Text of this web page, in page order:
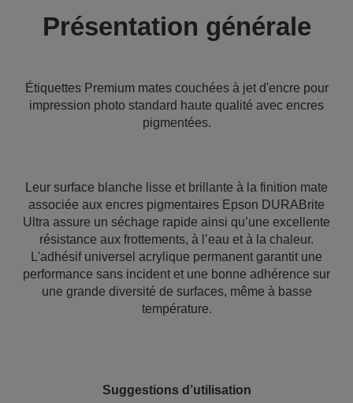
Présentation générale
Étiquettes Premium mates couchées à jet d'encre pour
impression photo standard haute qualité avec encres
pigmentées.
Leur surface blanche lisse et brillante à la finition mate
associée aux encres pigmentaires Epson DURABrite
Ultra assure un séchage rapide ainsi qu’une excellente
résistance aux frottements, à l’eau et à la chaleur.
L'adhésif universel acrylique permanent garantit une
performance sans incident et une bonne adhérence sur
une grande diversité de surfaces, même à basse
température.
Suggestions d’utilisation